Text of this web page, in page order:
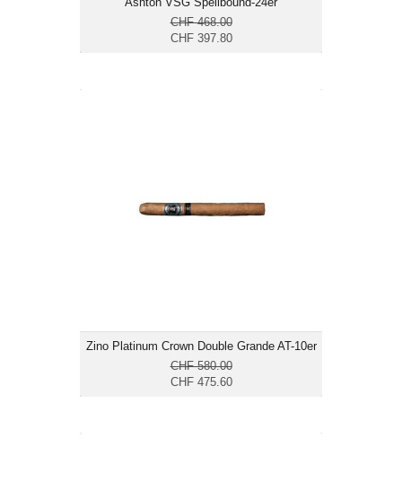
CHF 468.00
CHF 397.80
Zino Platinum Crown Double Grande AT-10er
CHF 580.00
CHF 475.60
Ringmass: 50